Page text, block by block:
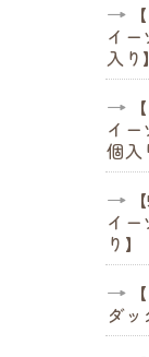
イ
入り】
イ
個入
イ
り】
ダッ